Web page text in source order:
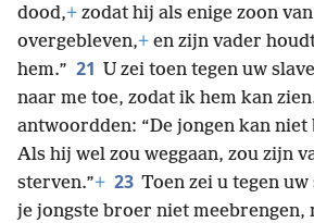
dood,+ zodat hij als enige zoon
overgebleven,+ en zijn vader
hem.” 21 U zei toen tegen uw
naar me toe, zodat ik hem kan
antwoordden: “De jongen kan
Als hij wel zou weggaan, zou zijn
sterven.”+ 23 Toen zei u tegen
je jongste broer niet meebrengen,